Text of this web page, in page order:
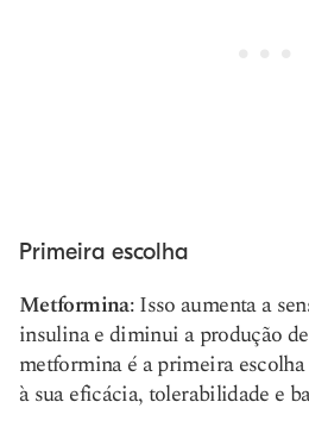
Primeira escolha
Metformina: Isso aumenta a
insulina e diminui a produção
metformina é a primeira
à sua eficácia, tolerabilidade e